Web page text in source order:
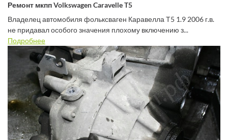
Ремонт мкпп Volkswagen Caravelle T5
Владелец автомобиля фольксваген Каравелла Т5 1.9 2006 г.в.
не придавал особого значения плохому включению з...
Подробнее